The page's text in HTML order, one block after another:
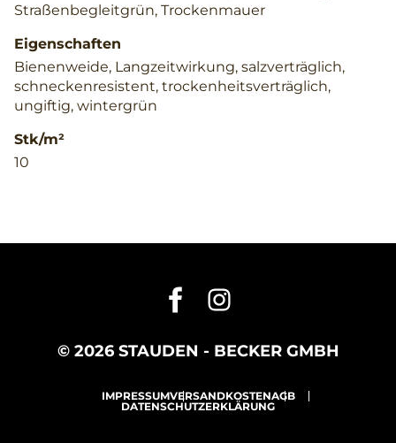
Straßenbegleitgrün, Trockenmauer
Eigenschaften
Bienenweide, Langzeitwirkung, salzverträglich,
schneckenresistent, trockenheitsverträglich,
ungiftig, wintergrün
Stk/m²
10
© 2026 STAUDEN - BECKER GMBH
IMPRESSUMVERSANDKOSTENAGB
DATENSCHUTZERKLÄRUNG